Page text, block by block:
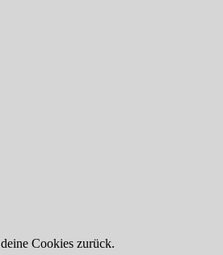
deine Cookies zurück.